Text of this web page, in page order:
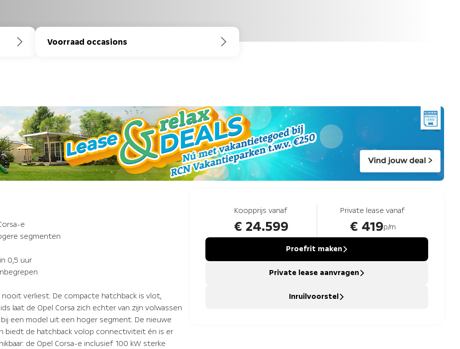
Voorraad occasions
e
segmenten
0,5 uur
verliest. De compacte hatchback is vlot,
laat de Opel Corsa zich echter van zijn volwassen
een model uit een hoger segment. De nieuwe
biedt de hatchback volop connectiviteit én is er
de Opel Corsa-e inclusief 100 kW sterke
Koopprijs vanaf
€ 24.599
Private lease vanaf
€ 419p/m
Proefrit maken
Private lease aanvragen
Inruilvoorstel